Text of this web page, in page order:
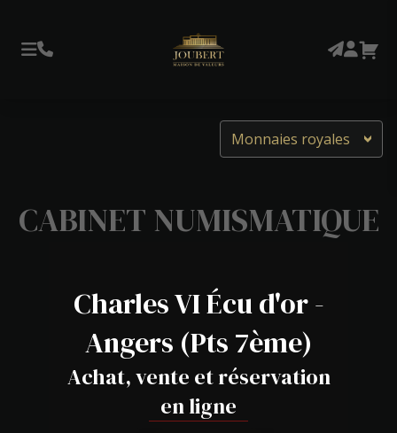
CABINET NUMISMATIQUE
Monnaies royales
Charles VI Écu d'or -
Angers (Pts 7ème)
Achat, vente et réservation
en ligne